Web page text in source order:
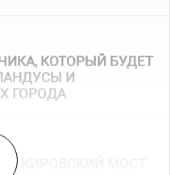
КОТОРЫЙ БУДЕТ
И
ГОРОДА
КИРОВСКИЙ МОСТ